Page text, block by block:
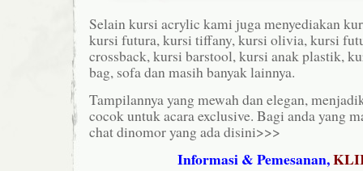
Selain kursi acrylic kami juga menyediakan
kursi futura, kursi tiffany, kursi olivia, kursi
crossback, kursi barstool, kursi anak plastik,
bag, sofa dan masih banyak lainnya.
Tampilannya yang mewah dan elegan,
cocok untuk acara exclusive. Bagi anda yang
chat dinomor yang ada disini>>>
Informasi & Pemesanan,